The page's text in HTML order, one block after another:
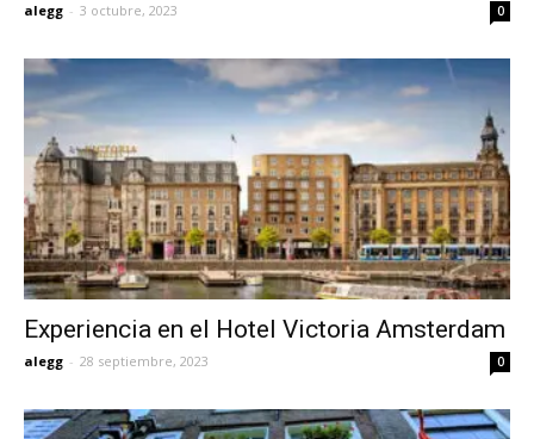
alegg - 3 octubre, 2023 0
Experiencia en el Hotel Victoria Amsterdam
alegg - 28 septiembre, 2023 0